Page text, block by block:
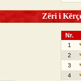
Zëri i
Nr.
1
2
3
4